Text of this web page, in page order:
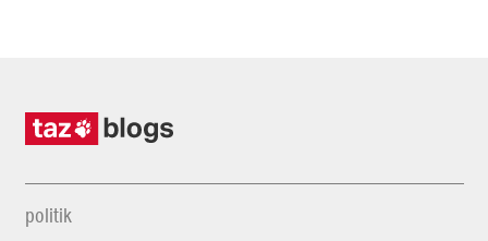
politik